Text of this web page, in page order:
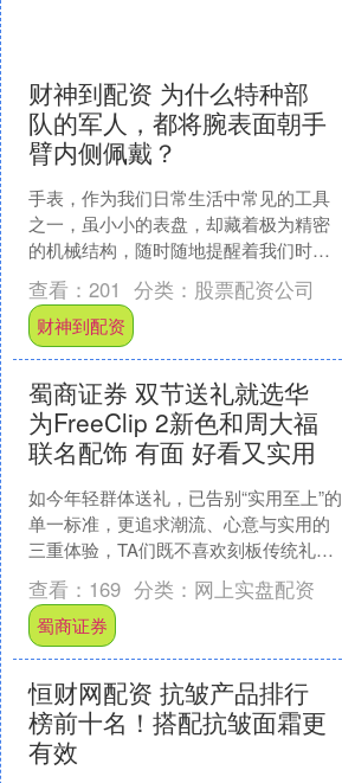
财神到配资 为什么特种部
队的军人，都将腕表面朝手
臂内侧佩戴？
手表，作为我们日常生活中常见的工具
之一，虽小小的表盘，却藏着极为精密
的机械结构，随时随地提醒着我们时间
的流逝。然而，随着时代的发展，手表
的功能早已不再仅仅是计时....
查看： 201 分类： 股票配资公司
财神到配资
蜀商证券 双节送礼就选华
为FreeClip 2新色和周大福
联名配饰 有面 好看又实用
如今年轻群体送礼，已告别“实用至上”的
单一标准，更追求潮流、心意与实用的
三重体验，TA们既不喜欢刻板传统礼
物，也不接受“颜值大于实力”的花瓶产
品。刚刚开启预售的....
查看： 169 分类： 网上实盘配资
蜀商证券
恒财网配资 抗皱产品排行
榜前十名！搭配抗皱面霜更
有效